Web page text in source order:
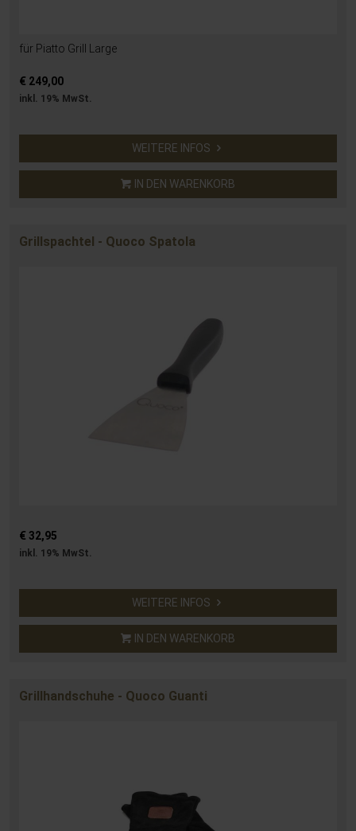
für Piatto Grill Large
€ 249,00
inkl. 19% MwSt.
WEITERE INFOS
IN DEN WARENKORB
Grillspachtel - Quoco Spatola
€ 32,95
inkl. 19% MwSt.
WEITERE INFOS
IN DEN WARENKORB
Grillhandschuhe - Quoco Guanti